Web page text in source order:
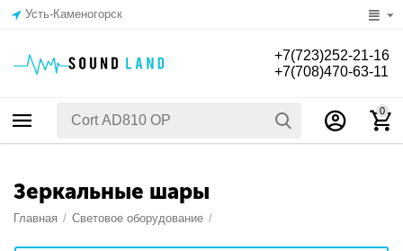
Усть-Каменогорск
+7(723)252-21-16
+7(708)470-63-11
0
Зеркальные шары
Главная / Световое оборудование /